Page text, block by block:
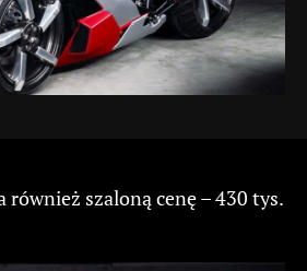
również szaloną cenę – 430 tys.